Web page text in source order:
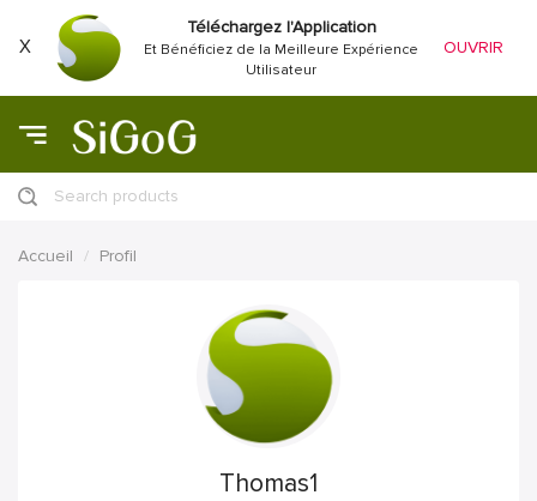
X
Téléchargez l'Application
Et Bénéficiez de la Meilleure Expérience
Utilisateur
OUVRIR
Search products
Accueil Profil
Thomas1